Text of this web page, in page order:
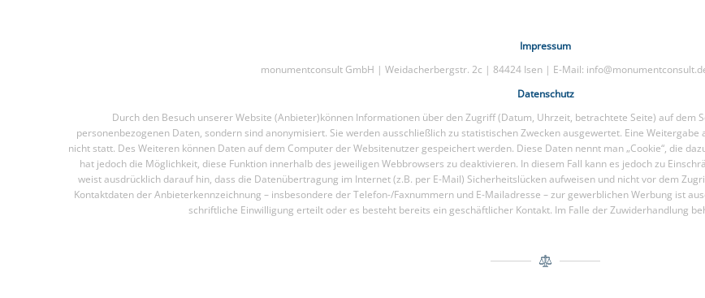
Impressum
monumentconsult GmbH | Weidacherbergstr. 2c | 84424 Isen | E-Mail:
Datenschutz
Durch den Besuch unserer Website (Anbieter)können Informationen über den Zugriff (Datum, Uhrzeit, betrachtete Seite) auf dem
personenbezogenen Daten, sondern sind anonymisiert. Sie werden ausschließlich zu statistischen Zwecken ausgewertet. Eine
nicht statt. Des Weiteren können Daten auf dem Computer der Websitenutzer gespeichert werden. Diese Daten nennt man „Cookie“, die
hat jedoch die Möglichkeit, diese Funktion innerhalb des jeweiligen Webbrowsers zu deaktivieren. In diesem Fall kann es jedoch zu
weist ausdrücklich darauf hin, dass die Datenübertragung im Internet (z.B. per E-Mail) Sicherheitslücken aufweisen und nicht vor dem
Kontaktdaten der Anbieterkennzeichnung – insbesondere der Telefon-/Faxnummern und E-Mailadresse – zur gewerblichen Werbung ist
schriftliche Einwilligung erteilt oder es besteht bereits ein geschäftlicher Kontakt. Im Falle der Zuwiderhandlung